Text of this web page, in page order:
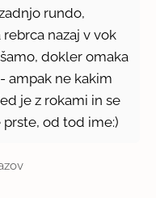
rundo,
nazaj v vok
dokler omaka
ampak ne kakim
je z rokami in se
od tod ime:)